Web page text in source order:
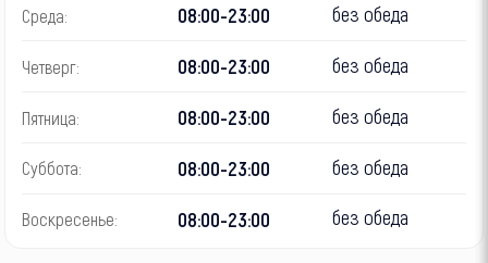
Среда: 08:00-23:00 без обеда
Четверг: 08:00-23:00 без обеда
Пятница: 08:00-23:00 без обеда
Суббота: 08:00-23:00 без обеда
Воскресенье: 08:00-23:00 без обеда